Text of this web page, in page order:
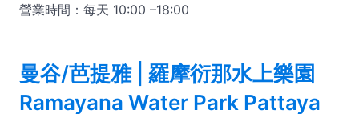
營業時間：每天 10:00 –18:00
曼谷/芭提雅 | 羅摩衍那水上樂園
Ramayana Water Park Pattaya